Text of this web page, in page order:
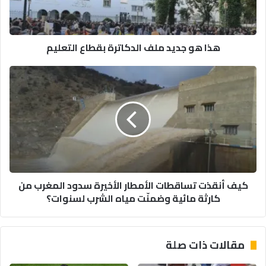
التعليم
هذا هو جديد ملف الدكاترة بقطاع التعليم
كيف
تساقطات
الأخيرة
سدود
المغرب
كارثة
مائيةكيف أنقذت تساقطات الأمطار الأخيرة سدود المغرب من
كارثة مائية وضمنّت مياه الشرب لسنوات؟
مقالات ذات صلة